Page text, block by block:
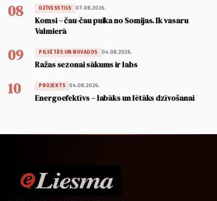
08 DZĪVESSTILS 07.08.2026.
Komsi – čau-čau puika no Somijas. Ik vasaru
Valmierā
09 PILSĒTĀS UN NOVADOS 04.08.2026.
Ražas sezonai sākums ir labs
10 PROJEKTS 04.08.2026.
Energoefektīvs – labāks un lētāks dzīvošanai